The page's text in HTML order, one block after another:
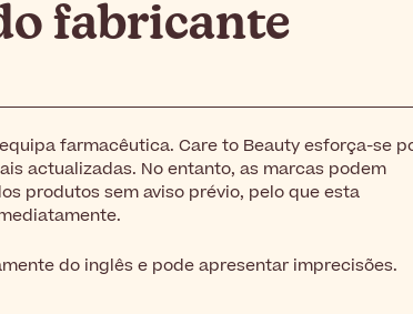
fabricante
farmacêutica. Care to Beauty esforça-se
actualizadas. No entanto, as marcas podem
produtos sem aviso prévio, pelo que esta
do inglês e pode apresentar imprecisões.